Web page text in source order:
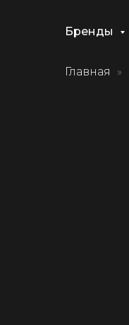
Бренды
Главная